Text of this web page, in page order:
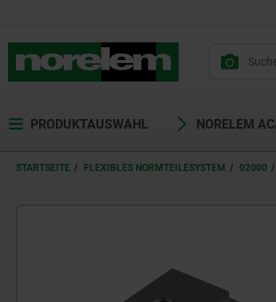
PRODUKTAUSWAHL NORELEM
STARTSEITE FLEXIBLES NORMTEILESYSTEM 02000